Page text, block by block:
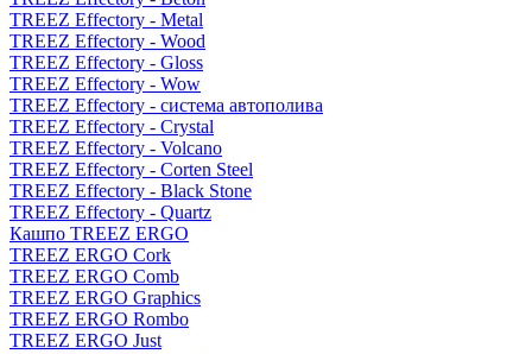
TREEZ Effectory - Metal
TREEZ Effectory - Wood
TREEZ Effectory - Gloss
TREEZ Effectory - Wow
TREEZ Effectory - система автополива
TREEZ Effectory - Crystal
TREEZ Effectory - Volcano
TREEZ Effectory - Corten Steel
TREEZ Effectory - Black Stone
TREEZ Effectory - Quartz
Кашпо TREEZ ERGO
TREEZ ERGO Cork
TREEZ ERGO Comb
TREEZ ERGO Graphics
TREEZ ERGO Rombo
TREEZ ERGO Just